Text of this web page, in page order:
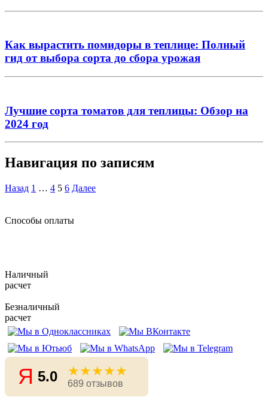
Как вырастить помидоры в теплице: Полный
гид от выбора сорта до сбора урожая
Лучшие сорта томатов для теплицы: Обзор на
2024 год
Навигация по записям
Назад 1 … 4 5 6 Далее
Способы оплаты
Наличный
расчет
Безналичный
расчет
Я 5.0 ★★★★★
689 отзывов